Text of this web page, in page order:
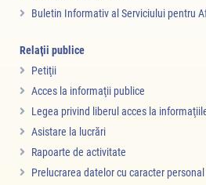
Buletin Informativ al Serviciului pentru
Relaţii publice
Petiţii
Acces la informaţii publice
Legea privind liberul acces la
Asistare la lucrări
Rapoarte de activitate
Prelucrarea datelor cu caracter personal